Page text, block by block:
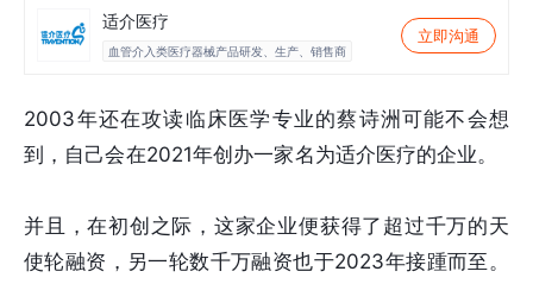
适介医疗
血管介入类医疗器械产品研发、生产、销售商
立即沟通
2003年还在攻读临床医学专业的蔡诗洲可能不会想
到，自己会在2021年创办一家名为适介医疗的企业。
并且，在初创之际，这家企业便获得了超过千万的天
使轮融资，另一轮数千万融资也于2023年接踵而至。